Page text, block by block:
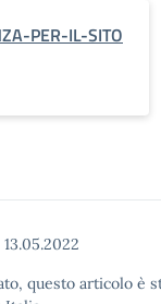
PER-IL-SITO
13.05.2022
questo articolo è